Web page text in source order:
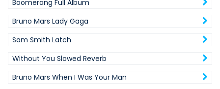
Boomerang Full Album
Bruno Mars Lady Gaga
Sam Smith Latch
Without You Slowed Reverb
Bruno Mars When I Was Your Man